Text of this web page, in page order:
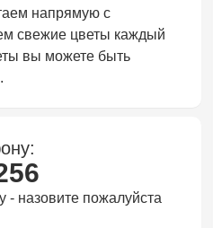
напрямую с
свежие цветы каждый
вы можете быть
- назовите пожалуйста